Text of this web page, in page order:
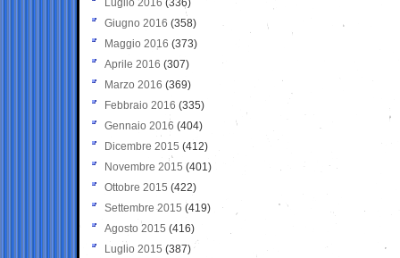
Luglio 2016 (336)
Giugno 2016 (358)
Maggio 2016 (373)
Aprile 2016 (307)
Marzo 2016 (369)
Febbraio 2016 (335)
Gennaio 2016 (404)
Dicembre 2015 (412)
Novembre 2015 (401)
Ottobre 2015 (422)
Settembre 2015 (419)
Agosto 2015 (416)
Luglio 2015 (387)